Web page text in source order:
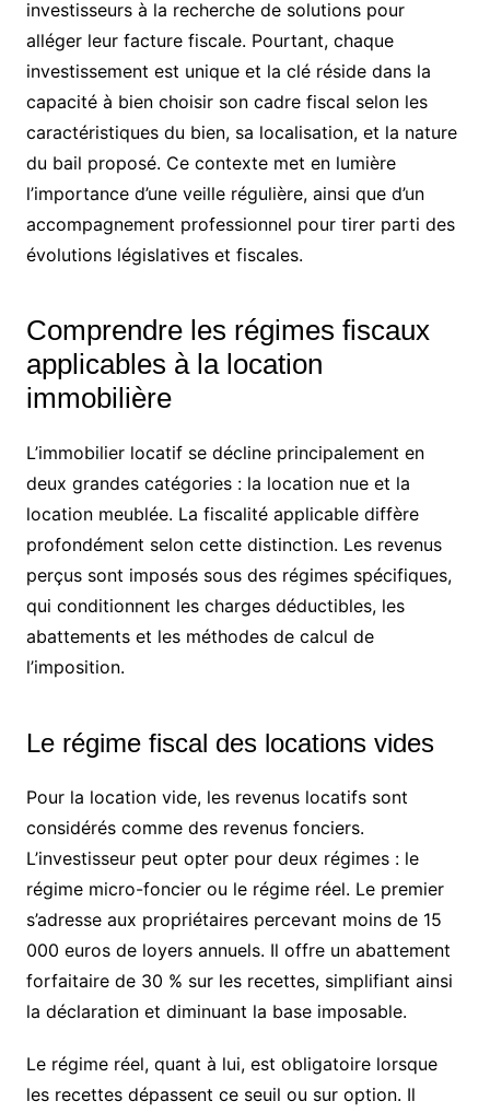
investisseurs à la recherche de solutions pour
alléger leur facture fiscale. Pourtant, chaque
investissement est unique et la clé réside dans la
capacité à bien choisir son cadre fiscal selon les
caractéristiques du bien, sa localisation, et la nature
du bail proposé. Ce contexte met en lumière
l’importance d’une veille régulière, ainsi que d’un
accompagnement professionnel pour tirer parti des
évolutions législatives et fiscales.
Comprendre les régimes fiscaux
applicables à la location
immobilière
L’immobilier locatif se décline principalement en
deux grandes catégories : la location nue et la
location meublée. La fiscalité applicable diffère
profondément selon cette distinction. Les revenus
perçus sont imposés sous des régimes spécifiques,
qui conditionnent les charges déductibles, les
abattements et les méthodes de calcul de
l’imposition.
Le régime fiscal des locations vides
Pour la location vide, les revenus locatifs sont
considérés comme des revenus fonciers.
L’investisseur peut opter pour deux régimes : le
régime micro-foncier ou le régime réel. Le premier
s’adresse aux propriétaires percevant moins de 15
000 euros de loyers annuels. Il offre un abattement
forfaitaire de 30 % sur les recettes, simplifiant ainsi
la déclaration et diminuant la base imposable.
Le régime réel, quant à lui, est obligatoire lorsque
les recettes dépassent ce seuil ou sur option. Il